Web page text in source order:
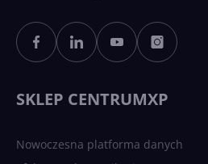
SKLEP CENTRUMXP
Nowoczesna platforma danych